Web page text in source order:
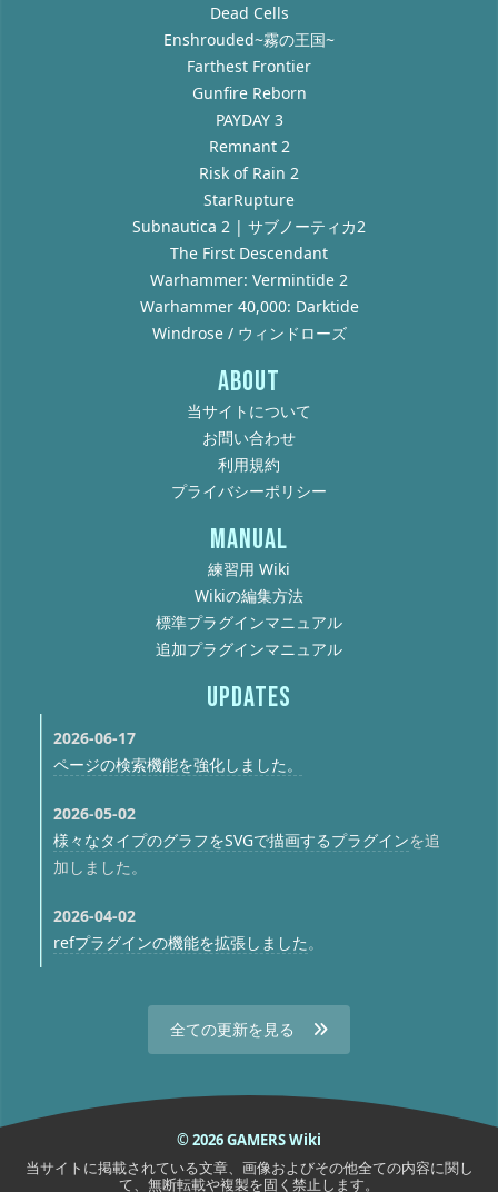
Dead Cells
Enshrouded~霧の王国~
Farthest Frontier
Gunfire Reborn
PAYDAY 3
Remnant 2
Risk of Rain 2
StarRupture
Subnautica 2 | サブノーティカ2
The First Descendant
Warhammer: Vermintide 2
Warhammer 40,000: Darktide
Windrose / ウィンドローズ
ABOUT
当サイトについて
お問い合わせ
利用規約
プライバシーポリシー
MANUAL
練習用 Wiki
Wikiの編集方法
標準プラグインマニュアル
追加プラグインマニュアル
UPDATES
2026-06-17
ページの検索機能を強化しました。
2026-05-02
様々なタイプのグラフをSVGで描画するプラグインを追
加しました。
2026-04-02
refプラグインの機能を拡張しました 。
全ての更新を見る
© 2026 GAMERS Wiki
当サイトに掲載されている文章、画像およびその他全ての内容に関し
て、無断転載や複製を固く禁止します。